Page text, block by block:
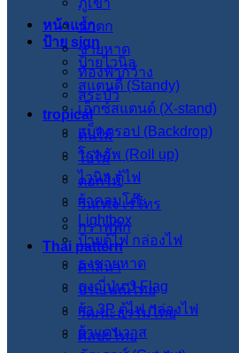
หน้าแรก
ป้าย sign
ป้ายไวนิล
สแตนดี้ (Standy)
เอ็กซ์สแตนด์ (X-stand)
แบ็คดรอป (Backdrop)
โรลอัพ (Roll up)
ไวนิล ตู้ไฟ
ผ้าคลุมโต๊ะ
Lightbox
ป้ายตู้ไฟ กล่องไฟ
ธงชายหาด
ธงญี่ปุ่น J-Flag
ผ้า 3P ตู้ไฟ กล่องไฟ
ผ้าแคนวาส
น้ำตก
ชายหาด
ท้องฟ้ากว้าง
สระบัว
tropical
ต้นไม้
ใบไม้
ดอกไม้
วินเทจ เรโทร
กราฟฟิก
Thai pattern
ศาสนา
ประเพณีไทย
วัฒนะธรรมไทย
ศิลปะไทย